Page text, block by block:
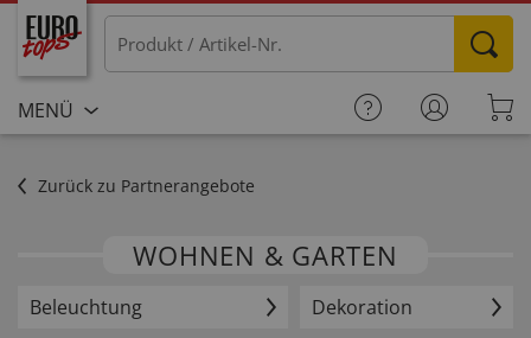
MENÜ
Zurück zu Partnerangebote
WOHNEN & GARTEN
Beleuchtung Dekoration